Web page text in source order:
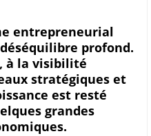
entrepreneurial
profond.
à la visibilité
stratégiques et
est resté
grandes